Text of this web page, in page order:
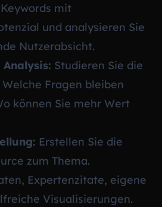
mit
und analysieren Sie
Nutzerabsicht.
Studieren Sie die
Welche Fragen bleiben
können Sie mehr Wert
Erstellen Sie die
zum Thema.
Expertenzitate, eigene
Visualisierungen.